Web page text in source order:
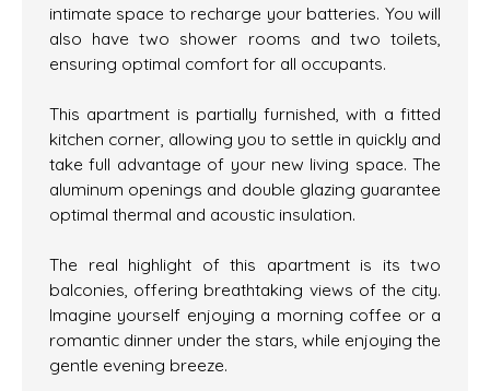
intimate space to recharge your batteries. You will
also have two shower rooms and two toilets,
ensuring optimal comfort for all occupants.
This apartment is partially furnished, with a fitted
kitchen corner, allowing you to settle in quickly and
take full advantage of your new living space. The
aluminum openings and double glazing guarantee
optimal thermal and acoustic insulation.
The real highlight of this apartment is its two
balconies, offering breathtaking views of the city.
Imagine yourself enjoying a morning coffee or a
romantic dinner under the stars, while enjoying the
gentle evening breeze.